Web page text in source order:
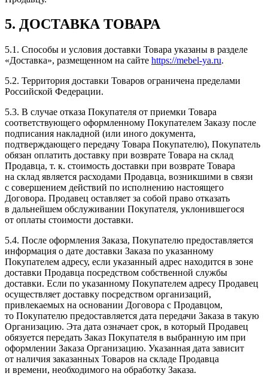
5. ДОСТАВКА ТОВАРА
5.1. Способы и условия доставки Товара указаны в разделе
«Доставка», размещенном на сайте https://mebel-ya.ru.
5.2. Территория доставки Товаров ограничена пределами
Российской Федерации.
5.3. В случае отказа Покупателя от приемки Товара
соответствующего оформленному Покупателем Заказу после
подписания накладной (или иного документа,
подтверждающего передачу Товара Покупателю), Покупатель
обязан оплатить доставку при возврате Товара на склад
Продавца, т. к. стоимость доставки при возврате Товара
на склад является расходами Продавца, возникшими в связи
с совершением действий по исполнению настоящего
Договора. Продавец оставляет за собой право отказать
в дальнейшем обслуживании Покупателя, уклонившегося
от оплаты стоимости доставки.
5.4. После оформления Заказа, Покупателю предоставляется
информация о дате доставки Заказа по указанному
Покупателем адресу, если указанный адрес находится в зоне
доставки Продавца посредством собственной службы
доставки. Если по указанному Покупателем адресу Продавец
осуществляет доставку посредством организаций,
привлекаемых на основании Договора с Продавцом,
то Покупателю предоставляется дата передачи Заказа в такую
Организацию. Эта дата означает срок, в который Продавец
обязуется передать Заказ Покупателя в выбранную им при
оформлении Заказа Организацию. Указанная дата зависит
от наличия заказанных Товаров на складе Продавца
и времени, необходимого на обработку Заказа.